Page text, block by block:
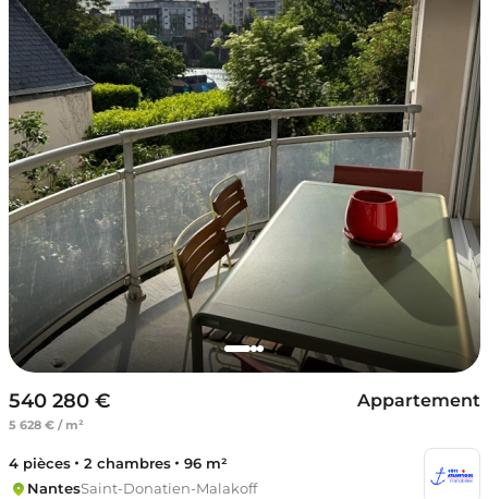
540 280 €
5 628 € / m²
Appartement
4 pièces 2 chambres
96 m²
NantesSaint-Donatien-Malakoff